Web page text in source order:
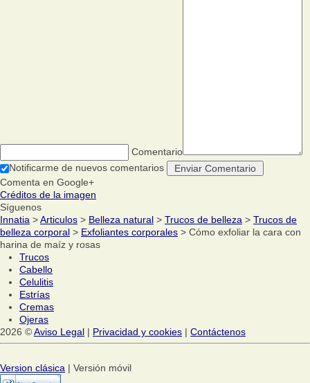
Comentario
Notificarme de nuevos comentarios
Comenta en Google+
Créditos de la imagen
Síguenos
Innatia >Articulos > Belleza natural > Trucos de belleza > Trucos de
belleza corporal > Exfoliantes corporales > Cómo exfoliar la cara con
harina de maíz y rosas
Trucos
Cabello
Celulitis
Estrías
Cremas
Ojeras
2026 ©Aviso Legal | Privacidad y cookies | Contáctenos
Version clásica | Versión móvil